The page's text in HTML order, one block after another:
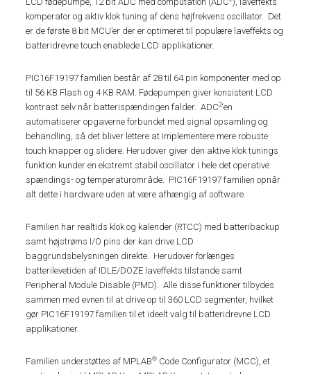
komperator og aktiv klok tuning af dens højfrekvens oscillator. Det
er de første 8 bit MCU’er der er optimeret til populære laveffekts og
batteridrevne touch enablede LCD applikationer.
PIC16F19197 familien består af 28 til 64 pin komponenter med op
til 56 KB Flash og 4 KB RAM. Fødepumpen giver konsistent LCD
kontrast selv når batterispændingen falder. ADC2‘en
automatiserer opgaverne forbundet med signal opsamling og
behandling, så det bliver lettere at implementere mere robuste
touch knapper og slidere. Herudover giver den aktive klok tunings
funktion kunder en ekstremt stabil oscillator i hele det operative
spændings- og temperaturområde. PIC16F19197 familien opnår
alt dette i hardware uden at være afhængig af software.
Familien har realtids klok og kalender (RTCC) med batteribackup
samt højstrøms I/O pins der kan drive LCD
baggrundsbelysningen direkte. Herudover forlænges
batterilevetiden af IDLE/DOZE laveffekts tilstande samt
Peripheral Module Disable (PMD). Alle disse funktioner tilbydes
sammen med evnen til at drive op til 360 LCD segmenter, hvilket
gør PIC16F19197 familien til et ideelt valg til batteridrevne LCD
applikationer.
Familien understøttes af MPLAB® Code Configurator (MCC), et